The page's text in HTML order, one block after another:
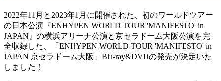
2022年11月と2023年1月に開催された、初のワールドツアー
の日本公演『ENHYPEN WORLD TOUR 'MANIFESTO' in
JAPAN』の横浜アリーナ公演と京セラドーム大阪公演を完
全収録した、「ENHYPEN WORLD TOUR 'MANIFESTO' in
JAPAN 京セラドーム大阪」Blu-ray&DVDの発売が決定いた
しました！